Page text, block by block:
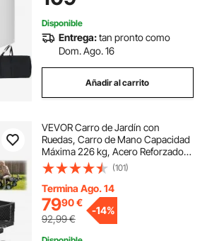
Transporte
Disponible
Entrega:tan pronto como
Dom. Ago. 16
Añadir al carrito
VEVOR Carro de Jardín con
Ruedas, Carro de Mano Capacidad
Máxima 226 kg, Acero Reforzado
con Asiento, Neumáticos, Paneles
Desmontables, Asa Ajustable para
Transporte de Carga Pesada
Exterior, Negro
(101)
Termina Ago. 14
7990€
92,99€
-14%